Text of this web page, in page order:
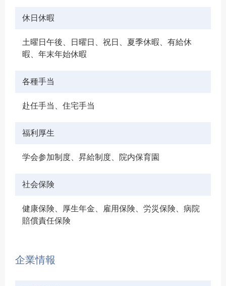
休日休暇
土曜日午後、日曜日、祝日、夏季休暇、有給休
暇、年末年始休暇
各種手当
赴任手当、住宅手当
福利厚生
学会参加制度、昇給制度、院内保育園
社会保険
健康保険、厚生年金、雇用保険、労災保険、病院
賠償責任保険
企業情報